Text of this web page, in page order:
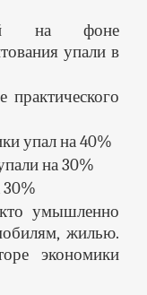
на фоне
упали в
упал на 40%
на 30%
30%
умышленно
жилью.
экономики